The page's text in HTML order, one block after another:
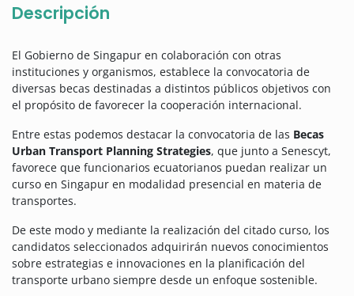
Descripción
El Gobierno de Singapur en colaboración con otras
instituciones y organismos, establece la convocatoria de
diversas becas destinadas a distintos públicos objetivos con
el propósito de favorecer la cooperación internacional.
Entre estas podemos destacar la convocatoria de las Becas
Urban Transport Planning Strategies, que junto a Senescyt,
favorece que funcionarios ecuatorianos puedan realizar un
curso en Singapur en modalidad presencial en materia de
transportes.
De este modo y mediante la realización del citado curso, los
candidatos seleccionados adquirirán nuevos conocimientos
sobre estrategias e innovaciones en la planificación del
transporte urbano siempre desde un enfoque sostenible.